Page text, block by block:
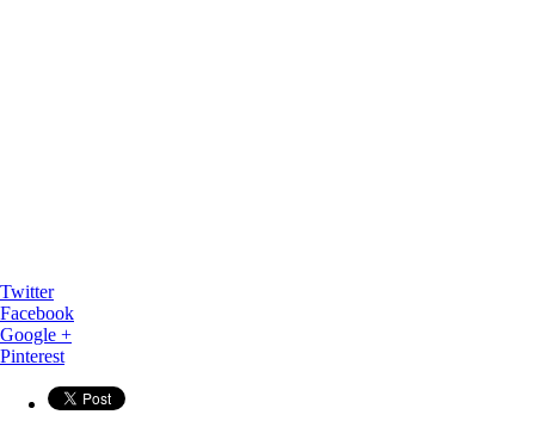
Twitter
Facebook
Google +
Pinterest